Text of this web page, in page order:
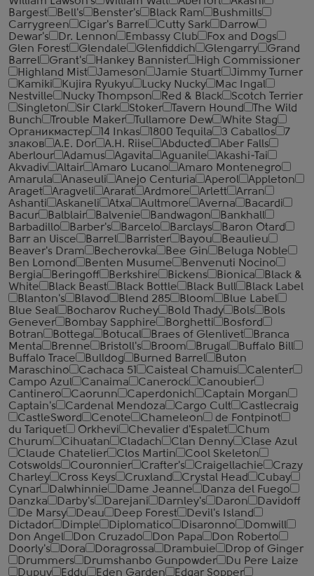
Bargest
Bell's Benster's Black Ram
Bushmills
Carrygreen
Cigar's Barrel Cutty Sark
Darrow
Dewar's
Dr. Lennon Embassy Club
Fox and Dogs
Glen Forest
Glendale Glenfiddich Glengarry
Grand
Barrel
Grant's Hankey Bannister
High Commissioner
Highland Mist
Jameson Jamie Stuart
Jimmy Turner
Kamiki
Kujira Ryukyu Lucky Nucky
Mac Ingal
Nestville
Nucky Thompson Red & Black
Scotch Terrier
Singleton
Sir Clark Stoker Tavern Hound
The Wild
Bunch
Trouble Maker Tullamore Dew
White Stag
Органикмастер
14 Inkas 1800 Tequila 3 Caballos
7
злаков
A.E. Dor A.H. Riise Abducted
Aber Falls
Aberlour
Adamus Agavita Aguanile
Akashi-Tai
Akvadiv
Altair Amaro Lucano
Amaro Montenegro
Amarula
Anaseuli Anejo Centuria Aperol
Appleton
Araget
Aragveli Ararat Ardmore Arlett
Arran
Ashanti
Askaneli Atxa Aultmore Averna
Bacardi
Bacur
Balblair Balvenie Bandwagon
Bankhall
Barbadillo
Barber's Barcelo Barclays
Baron Otard
Barr an Uisce
Barrel Barrister Bayou
Beaulieu
Beaver's Dram
Becherovka Bee Gin
Beluga Noble
Ben Lomond
Benten Musume
Benvenuti Nocino
Bergia
Beringoff Berkshire Bickens Bionica
Black &
White
Black Beast Black Bottle Black Bull
Black Label
Blanton's
Blavod Blend 285 Bloom
Blue Label
Blue Seal
Bocharov Ruchey Bold Thady Bols
Bols
Genever
Bombay Sapphire Borghetti
Bosford
Botran
Bottega Botucal Braes of Glenlivet
Branca
Menta
Brenne Bristoll's Broom Brugal
Buffalo Bill
Buffalo Trace
Bulldog Burned Barrel
Buton
Maraschino
Cachaca 51 Caisteal Chamuis
Calenter
Campo Azul
Canaima Canerock
Canoubier
Cantinero
Caorunn Caperdonich
Captain Morgan
Captain's
Cardenal Mendoza Cargo Cult
Castlecraig
CastleSword
Cenote Chameleon
de Fontpinot
du Tariquet
Orkhevi Chevalier d'Espalet
Chum
Churum
Cihuatan Cladach Clan Denny
Clase Azul
Claude Chatelier
Clos Martin
Cool Skeleton
Cotswolds
Couronnier Crafter's Craigellachie
Crazy
Charley
Cross Keys Cruxland Crystal Head
Cubay
Cynar
Dalwhinnie Dame Jeanne
Danza del Fuego
Danzka
Darby's Darejani Darnley's Daron
Davidoff
De Marsy
Deau Deep Forest
Devil's Island
Dictador
Dimple Diplomatico Disaronno
Domwill
Don Angel
Don Cruzado Don Papa
Don Roberto
Doorly's
Dora Doragrossa Drambuie
Drop of Ginger
Drummers
Drumshanbo Gunpowder
Du Pere Laize
Dupuy
Eddu Eden Garden
Edgar Sopper